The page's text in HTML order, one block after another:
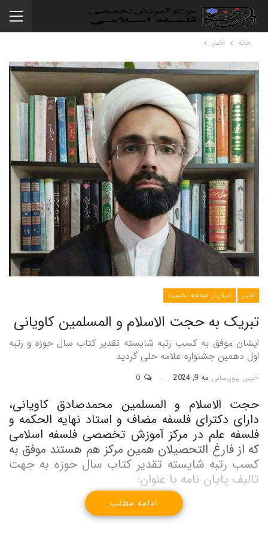
خانه اخبار
اخبار اسلایدر صفحه نخست
تبریک به حجت الاسلام و المسلمین کاویانی
ایشان موفق به کسب رتبه شایسته تقدیر کتاب سال حوزه و رتبه
اول دهمین جشنواره علامه حلی گردید
آخرین بروزرسانی مه 9, 2024
حجت الاسلام و المسلمین محمدصادق کاویانی،
دارای دکترای فلسفه مضاف و استاد نهایه الحکمه و
فلسفه علم در مرکز آموزش تخصصی فلسفه اسلامی
که از فارغ التحصیلان همین مرکز هم هستند موفق به
کسب رتبه شایسته تقدیر کتاب سال حوزه به جهت
تالیف پایان نامه با عنوان:
بررسی انتقادی دیدگاه ایستانگرانه به زمان در فیزیک
مدرن از منظر حکمت صدرایی
ادامه مطلب